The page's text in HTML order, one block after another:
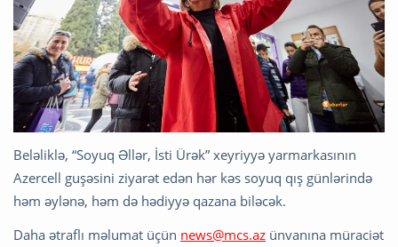
Beləliklə, “Soyuq Əllər, İsti Ürək” xeyriyyə yarmarkasının
Azercell guşəsini ziyarət edən hər kəs soyuq qış günlərində
həm əylənə, həm də hədiyyə qazana biləcək.
Daha ətraflı məlumat üçün news@mcs.az ünvanına müraciət